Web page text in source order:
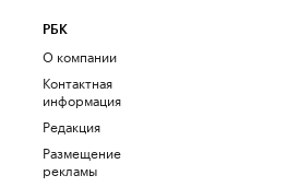
РБК
О компании
Контактная
информация
Редакция
Размещение
рекламы